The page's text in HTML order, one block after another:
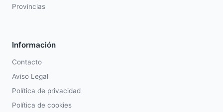
Provincias
Información
Contacto
Aviso Legal
Política de privacidad
Política de cookies